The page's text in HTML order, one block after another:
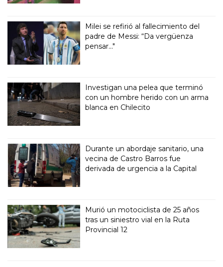
Milei se refirió al fallecimiento del
padre de Messi: “Da vergüenza
pensar..."
Investigan una pelea que terminó
con un hombre herido con un arma
blanca en Chilecito
Durante un abordaje sanitario, una
vecina de Castro Barros fue
derivada de urgencia a la Capital
Murió un motociclista de 25 años
tras un siniestro vial en la Ruta
Provincial 12